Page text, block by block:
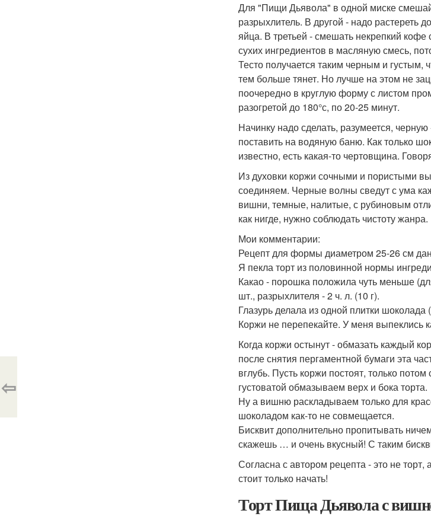
Для "Пищи Дьявола" в одной миске
разрыхлитель. В другой - надо растереть
яйца. В третьей - смешать некрепкий
сухих ингредиентов в масляную смесь,
Тесто получается таким черным и густым,
тем больше тянет. Но лучше на этом не
поочередно в круглую форму с листом
разогретой до 180°с, по 20-25 минут.
Начинку надо сделать, разумеется,
поставить на водяную баню. Как только
известно, есть какая-то чертовщина.
Из духовки коржи сочными и пористыми
соединяем. Черные волны сведут с ума
вишни, темные, налитые, с рубиновым
как нигде, нужно соблюдать чистоту жанра.
Мои комментарии:
Рецепт для формы диаметром 25-26 см
Я пекла торт из половинной нормы
Какао - порошка положила чуть меньше
шт., разрыхлителя - 2 ч. л. (10 г).
Глазурь делала из одной плитки
Коржи не перепекайте. У меня выпеклись
Когда коржи остынут - обмазать каждый
после снятия пергаментной бумаги эта
вглубь. Пусть коржи постоят, только
густоватой обмазываем верх и бока торта.
Ну а вишню раскладываем только для
шоколадом как-то не совмещается.
Бисквит дополнительно пропитывать
скажешь … и очень вкусный! С таким
Согласна с автором рецепта - это не
стоит только начать!
Торт Пища Дьявола с
⇦